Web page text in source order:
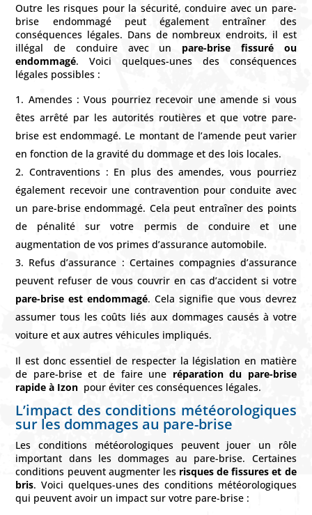
Outre les risques pour la sécurité, conduire avec un pare-
brise endommagé peut également entraîner des
conséquences légales. Dans de nombreux endroits, il est
illégal de conduire avec un pare-brise fissuré ou
endommagé. Voici quelques-unes des conséquences
légales possibles :
Amendes : Vous pourriez recevoir une amende si vous
êtes arrêté par les autorités routières et que votre pare-
brise est endommagé. Le montant de l’amende peut varier
en fonction de la gravité du dommage et des lois locales.
Contraventions : En plus des amendes, vous pourriez
également recevoir une contravention pour conduite avec
un pare-brise endommagé. Cela peut entraîner des points
de pénalité sur votre permis de conduire et une
augmentation de vos primes d’assurance automobile.
Refus d’assurance : Certaines compagnies d’assurance
peuvent refuser de vous couvrir en cas d’accident si votre
pare-brise est endommagé. Cela signifie que vous devrez
assumer tous les coûts liés aux dommages causés à votre
voiture et aux autres véhicules impliqués.
Il est donc essentiel de respecter la législation en matière
de pare-brise et de faire une réparation du pare-brise
rapide à Izon pour éviter ces conséquences légales.
L’impact des conditions météorologiques
sur les dommages au pare-brise
Les conditions météorologiques peuvent jouer un rôle
important dans les dommages au pare-brise. Certaines
conditions peuvent augmenter les risques de fissures et de
bris. Voici quelques-unes des conditions météorologiques
qui peuvent avoir un impact sur votre pare-brise :